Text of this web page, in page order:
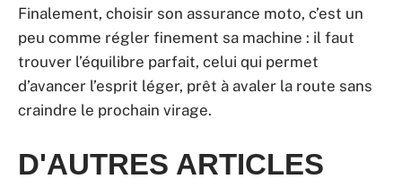
Finalement, choisir son assurance moto, c’est un
peu comme régler finement sa machine : il faut
trouver l’équilibre parfait, celui qui permet
d’avancer l’esprit léger, prêt à avaler la route sans
craindre le prochain virage.
D'AUTRES ARTICLES